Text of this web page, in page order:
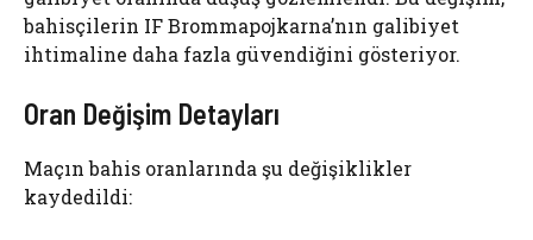
bahisçilerin IF Brommapojkarna’nın galibiyet
ihtimaline daha fazla güvendiğini gösteriyor.
Oran Değişim Detayları
Maçın bahis oranlarında şu değişiklikler
kaydedildi: